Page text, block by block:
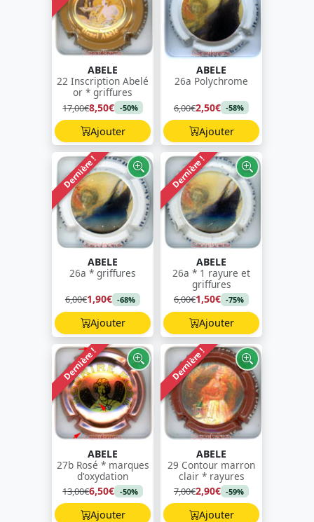
ABELE
22 Inscription Abelé
or * griffures
17,00€8,50€ -50%
Ajouter
ABELE
26a Polychrome
6,00€2,50€ -58%
Ajouter
Dernière !
ABELE
26a * griffures
6,00€1,90€ -68%
Ajouter
Dernière !
ABELE
26a * 1 rayure et
griffures
6,00€1,50€ -75%
Ajouter
Dernière !
ABELE
27b Rosé * marques
d'oxydation
13,00€6,50€ -50%
Ajouter
Dernière !
ABELE
29 Contour marron
clair * rayures
7,00€2,90€ -59%
Ajouter